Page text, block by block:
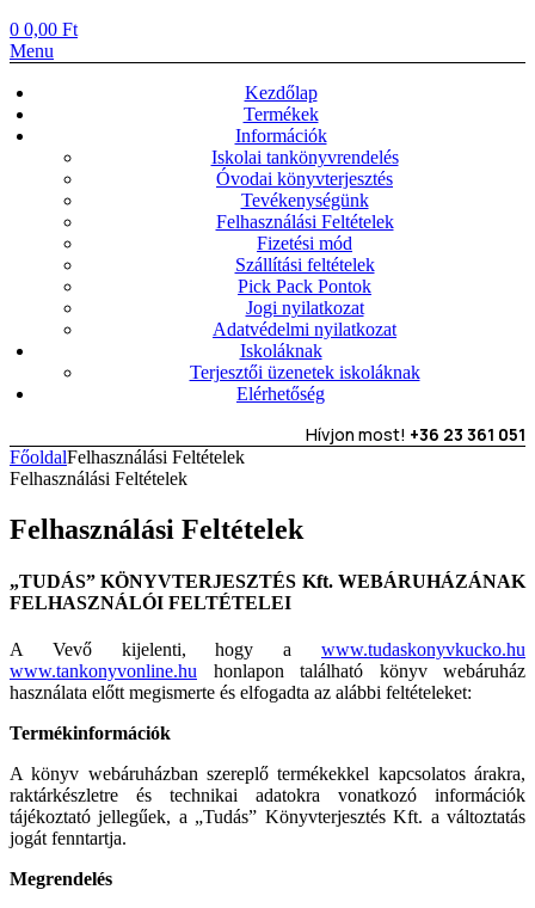
0 0,00 Ft
Menu
Kezdőlap
Termékek
Információk
Iskolai tankönyvrendelés
Óvodai könyvterjesztés
Tevékenységünk
Felhasználási Feltételek
Fizetési mód
Szállítási feltételek
Pick Pack Pontok
Jogi nyilatkozat
Adatvédelmi nyilatkozat
Iskoláknak
Terjesztői üzenetek iskoláknak
Elérhetőség
Hívjon most! +36 23 361 051
FőoldalFelhasználási Feltételek
Felhasználási Feltételek
Felhasználási Feltételek
„TUDÁS” KÖNYVTERJESZTÉS Kft. WEBÁRUHÁZÁNAK
FELHASZNÁLÓI FELTÉTELEI
A Vevő kijelenti, hogy a www.tudaskonyvkucko.hu
www.tankonyvonline.hu honlapon található könyv webáruház
használata előtt megismerte és elfogadta az alábbi feltételeket:
Termékinformációk
A könyv webáruházban szereplő termékekkel kapcsolatos árakra,
raktárkészletre és technikai adatokra vonatkozó információk
tájékoztató jellegűek, a „Tudás” Könyvterjesztés Kft. a változtatás
jogát fenntartja.
Megrendelés